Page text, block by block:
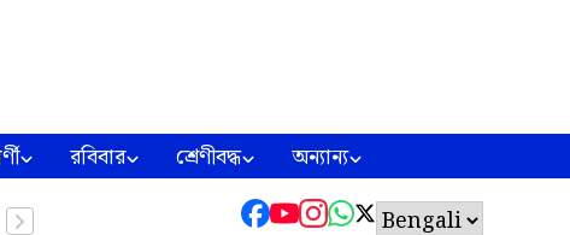
রবিবার শ্রেণীবদ্ধ অন্যান্য